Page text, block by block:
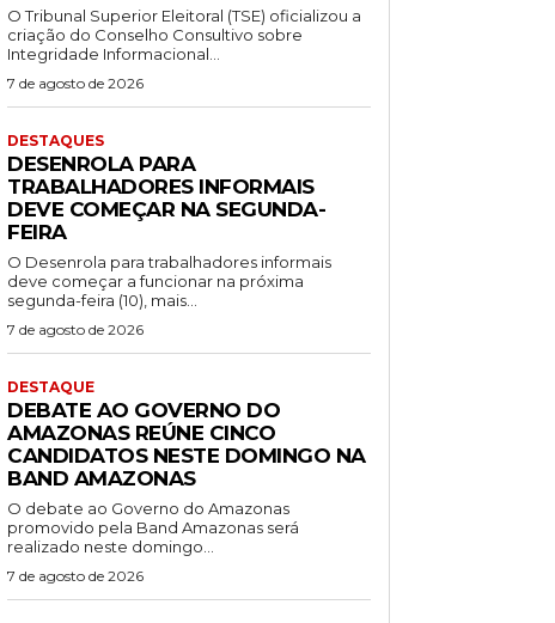
O Tribunal Superior Eleitoral (TSE) oficializou a
criação do Conselho Consultivo sobre
Integridade Informacional...
7 de agosto de 2026
DESTAQUES
DESENROLA PARA
TRABALHADORES INFORMAIS
DEVE COMEÇAR NA SEGUNDA-
FEIRA
O Desenrola para trabalhadores informais
deve começar a funcionar na próxima
segunda-feira (10), mais...
7 de agosto de 2026
DESTAQUE
DEBATE AO GOVERNO DO
AMAZONAS REÚNE CINCO
CANDIDATOS NESTE DOMINGO NA
BAND AMAZONAS
O debate ao Governo do Amazonas
promovido pela Band Amazonas será
realizado neste domingo...
7 de agosto de 2026